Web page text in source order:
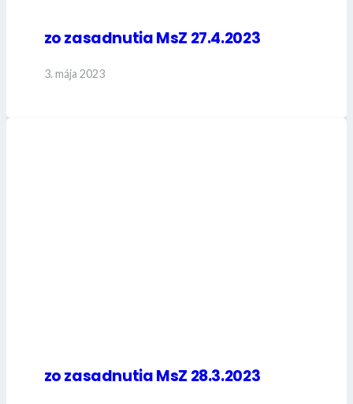
zo zasadnutia MsZ 27.4.2023
3. mája 2023
zo zasadnutia MsZ 28.3.2023